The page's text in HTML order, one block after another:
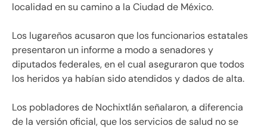
localidad en su camino a la Ciudad de México.
Los lugareños acusaron que los funcionarios estatales
presentaron un informe a modo a senadores y
diputados federales, en el cual aseguraron que todos
los heridos ya habían sido atendidos y dados de alta.
Los pobladores de Nochixtlán señalaron, a diferencia
de la versión oficial, que los servicios de salud no se